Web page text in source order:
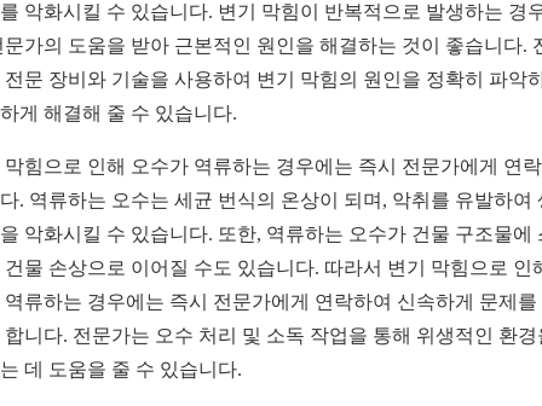
악화시킬 수 있습니다. 변기 막힘이 반복적으로 발생하는 경
문가의 도움을 받아 근본적인 원인을 해결하는 것이 좋습니다.
전문 장비와 기술을 사용하여 변기 막힘의 원인을 정확히 파악
게 해결해 줄 수 있습니다.
막힘으로 인해 오수가 역류하는 경우에는 즉시 전문가에게 연
. 역류하는 오수는 세균 번식의 온상이 되며, 악취를 유발하여
악화시킬 수 있습니다. 또한, 역류하는 오수가 건물 구조물에
건물 손상으로 이어질 수도 있습니다. 따라서 변기 막힘으로 인
역류하는 경우에는 즉시 전문가에게 연락하여 신속하게 문제를
합니다. 전문가는 오수 처리 및 소독 작업을 통해 위생적인 환경
데 도움을 줄 수 있습니다.